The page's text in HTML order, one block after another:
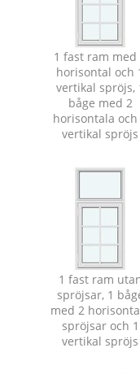
1 fast ram med
horisontal och
vertikal spröjs,
båge med 2
horisontala och
vertikal spröjs
1 fast ram
spröjsar, 1
med 2
spröjsar och 1
vertikal spröjs